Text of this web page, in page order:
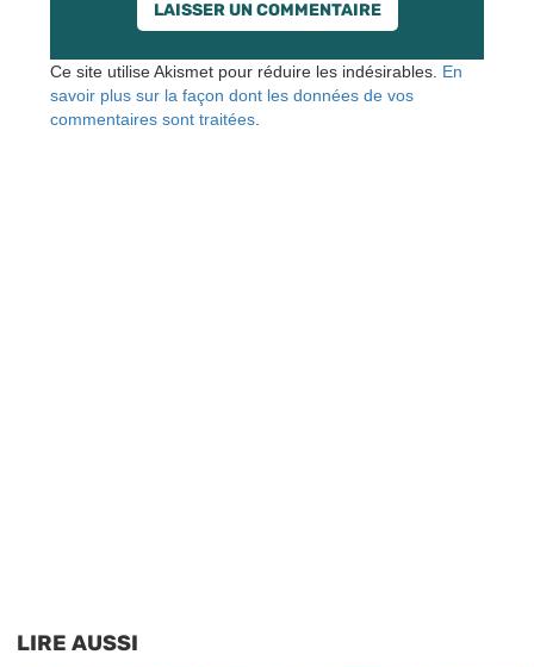
Ce site utilise Akismet pour réduire les indésirables. En
savoir plus sur la façon dont les données de vos
commentaires sont traitées
LIRE AUSSI